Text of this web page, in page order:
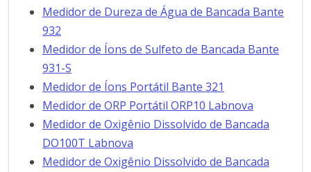
Medidor de Dureza de Água de Bancada Bante
932
Medidor de Íons de Sulfeto de Bancada Bante
931-S
Medidor de Íons Portátil Bante 321
Medidor de ORP Portátil ORP10 Labnova
Medidor de Oxigênio Dissolvido de Bancada
DO100T Labnova
Medidor de Oxigênio Dissolvido de Bancada